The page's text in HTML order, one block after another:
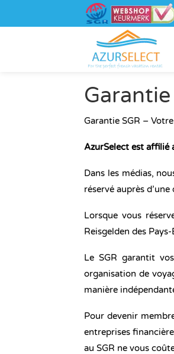
Garantie SGR –
AzurSelect est affilié
Dans les médias,
réservé auprès
Lorsque vous
Reisgelden des
Le SGR garantit
organisation de
manière
Pour devenir
entreprises
au SGR ne vous